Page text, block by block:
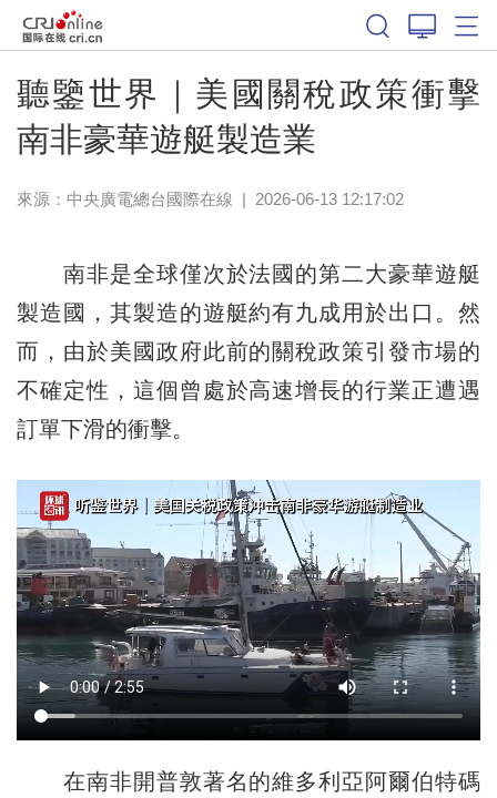
聽鑒世界｜美國關稅政策衝擊
南非豪華遊艇製造業
來源： 中央廣電總台國際在線 | 2026-06-13 12:17:02
南非是全球僅次於法國的第二大豪華遊艇
製造國，其製造的遊艇約有九成用於出口。然
而，由於美國政府此前的關稅政策引發市場的
不確定性，這個曾處於高速增長的行業正遭遇
訂單下滑的衝擊。
在南非開普敦著名的維多利亞阿爾伯特碼